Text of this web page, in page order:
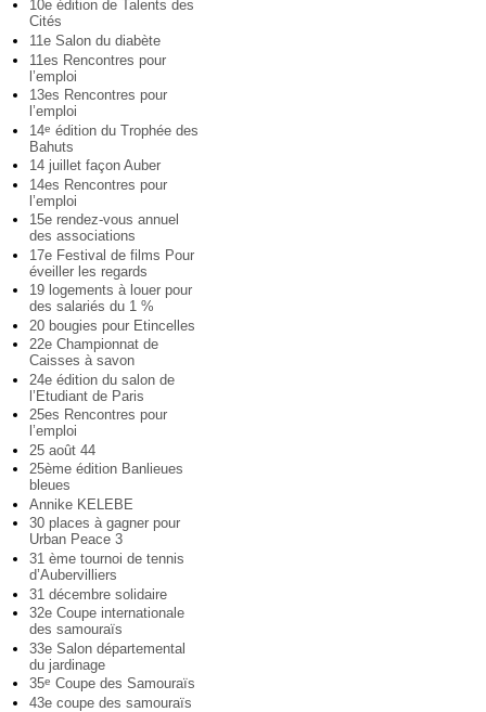
10e édition de Talents des
Cités
11e Salon du diabète
11es Rencontres pour
l’emploi
13es Rencontres pour
l’emploi
14e édition du Trophée des
Bahuts
14 juillet façon Auber
14es Rencontres pour
l’emploi
15e rendez-vous annuel
des associations
17e Festival de films Pour
éveiller les regards
19 logements à louer pour
des salariés du 1 %
20 bougies pour Etincelles
22e Championnat de
Caisses à savon
24e édition du salon de
l’Etudiant de Paris
25es Rencontres pour
l’emploi
25 août 44
25ème édition Banlieues
bleues
Annike KELEBE
30 places à gagner pour
Urban Peace 3
31 ème tournoi de tennis
d’Aubervilliers
31 décembre solidaire
32e Coupe internationale
des samouraïs
33e Salon départemental
du jardinage
35e Coupe des Samouraïs
43e coupe des samouraïs